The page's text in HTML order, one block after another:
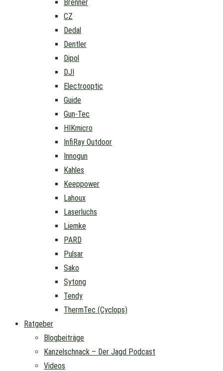
Brenner
CZ
Dedal
Dentler
Dipol
DJI
Electrooptic
Guide
Gun-Tec
HIKmicro
InfiRay Outdoor
Innogun
Kahles
Keeppower
Lahoux
Laserluchs
Liemke
PARD
Pulsar
Sako
Sytong
Tendy
ThermTec (Cyclops)
Ratgeber
Blogbeiträge
Kanzelschnack – Der Jagd Podcast
Videos